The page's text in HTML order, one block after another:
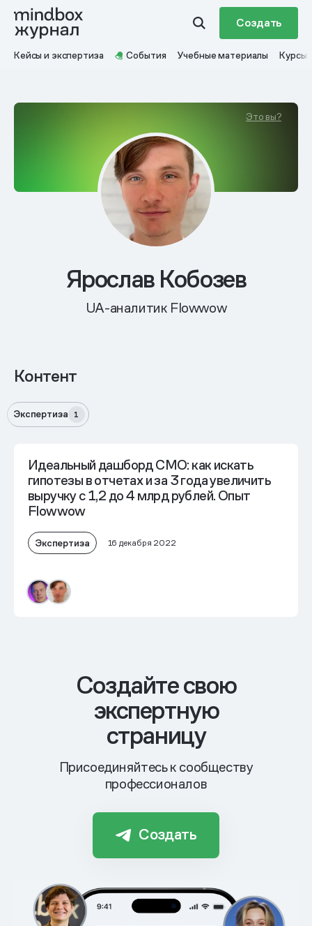
Создать
Кейсы и экспертиза События Учебные материалы Курсы
Это вы?
Ярослав Кобозев
UA-аналитик Flowwow
Контент
Экспертиза 1
Идеальный дашборд CMO: как искать
гипотезы в отчетах и за 3 года увеличить
выручку с 1,2 до 4 млрд рублей. Опыт
Flowwow
Экспертиза 16 декабря 2022
Cоздайте свою
экспертную
страницу
Присоединяйтесь к сообществу
профессионалов
Создать